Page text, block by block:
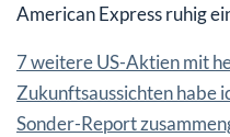
American Express ruhig
7 weitere US-Aktien mit
Zukunftsaussichten habe
Sonder-Report